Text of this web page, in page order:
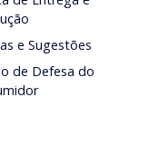
e Sugestões
de Defesa do